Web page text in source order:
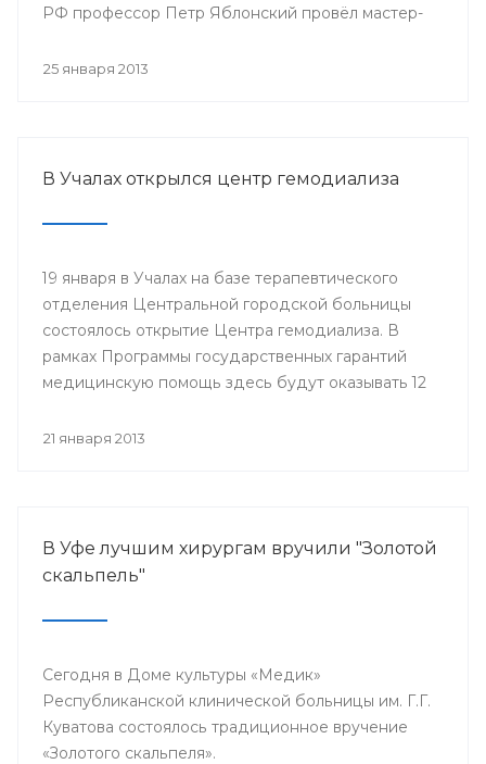
РФ профессор Петр Яблонский провёл мастер-
доступы в торакальной хирургии». С новыми
ординаторы, интерны и студенты старших
25 января 2013
В Учалах открылся центр гемодиализа
19 января в Учалах на базе терапевтического
отделения Центральной городской больницы
состоялось открытие Центра гемодиализа. В
рамках Программы государственных гарантий
медицинскую помощь здесь будут оказывать 12
недостаточностью.
21 января 2013
В Уфе лучшим хирургам вручили "Золотой
скальпель"
Сегодня в Доме культуры «Медик»
Республиканской клинической больницы им. Г.Г.
Куватова состоялось традиционное вручение
«Золотого скальпеля».